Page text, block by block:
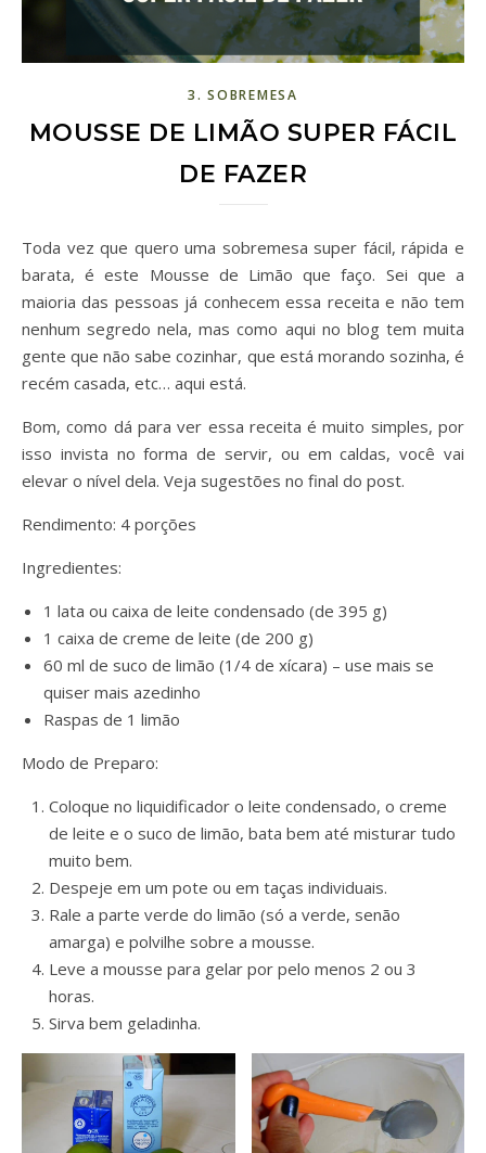
3. SOBREMESA
MOUSSE DE LIMÃO SUPER FÁCIL
DE FAZER
Toda vez que quero uma sobremesa super fácil, rápida e
barata, é este Mousse de Limão que faço. Sei que a
maioria das pessoas já conhecem essa receita e não tem
nenhum segredo nela, mas como aqui no blog tem muita
gente que não sabe cozinhar, que está morando sozinha, é
recém casada, etc… aqui está.
Bom, como dá para ver essa receita é muito simples, por
isso invista no forma de servir, ou em caldas, você vai
elevar o nível dela. Veja sugestões no final do post.
Rendimento: 4 porções
Ingredientes:
1 lata ou caixa de leite condensado (de 395 g)
1 caixa de creme de leite (de 200 g)
60 ml de suco de limão (1/4 de xícara) – use mais se
quiser mais azedinho
Raspas de 1 limão
Modo de Preparo:
Coloque no liquidificador o leite condensado, o creme
de leite e o suco de limão, bata bem até misturar tudo
muito bem.
Despeje em um pote ou em taças individuais.
Rale a parte verde do limão (só a verde, senão
amarga) e polvilhe sobre a mousse.
Leve a mousse para gelar por pelo menos 2 ou 3
horas.
Sirva bem geladinha.